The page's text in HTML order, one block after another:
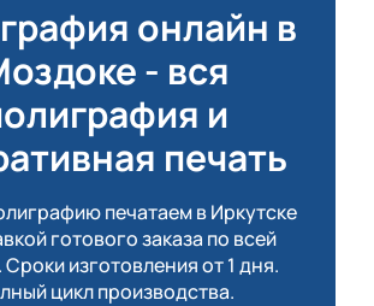
онлайн в
- вся
и
печать
печатаем в Иркутске
готового заказа по всей
Сроки изготовления от 1 дня.
цикл производства.